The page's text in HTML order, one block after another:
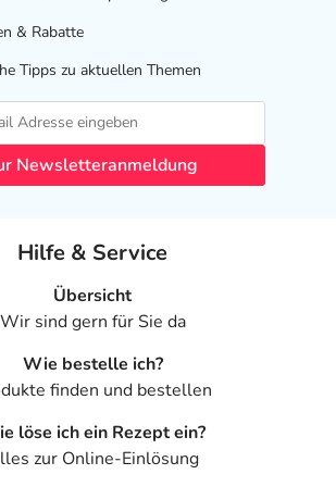
Haut und eventuell vorliegende
sind. Hautärzte, Apotheken
Sie hier beraten. Geeignete
ausgewogenen Verhältnis von
Lipiden und natürlichen
benötigte Feuchtigkeit zuzuführen und
zu speichern. Verwenden Sie bei der
Produkte mit einem
Wert (ca. 5.5), so bleibt der
Faktoren können neben der richtigen
ist eine ausgewogene Ernährung mit
& Rabatte
Tipps zu aktuellen Themen
Newsletteranmeldung
Hilfe & Service
Übersicht
Wir sind gern für Sie da
Wie bestelle ich?
finden und bestellen
löse ich ein Rezept ein?
zur Online-Einlösung